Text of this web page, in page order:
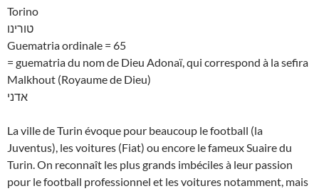
Torino
טורינו
Guematria ordinale = 65
= guematria du nom de Dieu Adonaï, qui correspond à la sefira
Malkhout (Royaume de Dieu)
אדני
La ville de Turin évoque pour beaucoup le football (la
Juventus), les voitures (Fiat) ou encore le fameux Suaire du
Turin. On reconnaît les plus grands imbéciles à leur passion
pour le football professionnel et les voitures notamment, mais